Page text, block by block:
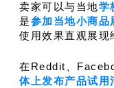
卖家可以与当地学
是参加当地小商品
使用效果直观展现
在Reddit、
体上发布产品试用